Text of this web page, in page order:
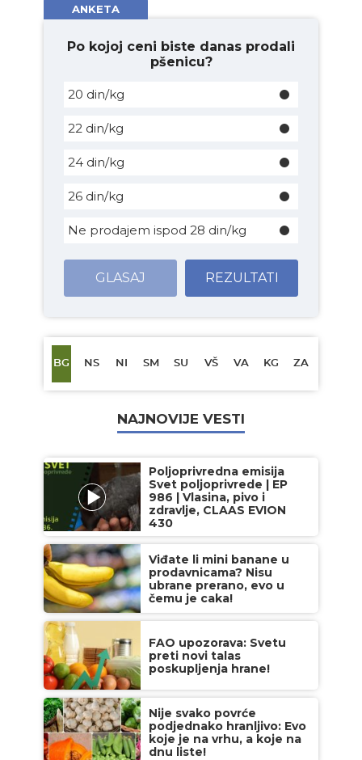
ANKETA
Po kojoj ceni biste danas prodali
pšenicu?
20 din/kg
22 din/kg
24 din/kg
26 din/kg
Ne prodajem ispod 28 din/kg
GLASAJ REZULTATI
BG NS NI SM SU VŠ VA KG ZA
NAJNOVIJE VESTI
Poljoprivredna emisija
Svet poljoprivrede | EP
986 | Vlasina, pivo i
zdravlje, CLAAS EVION
430
Viđate li mini banane u
prodavnicama? Nisu
ubrane prerano, evo u
čemu je caka!
FAO upozorava: Svetu
preti novi talas
poskupljenja hrane!
Nije svako povrće
podjednako hranljivo: Evo
koje je na vrhu, a koje na
dnu liste!